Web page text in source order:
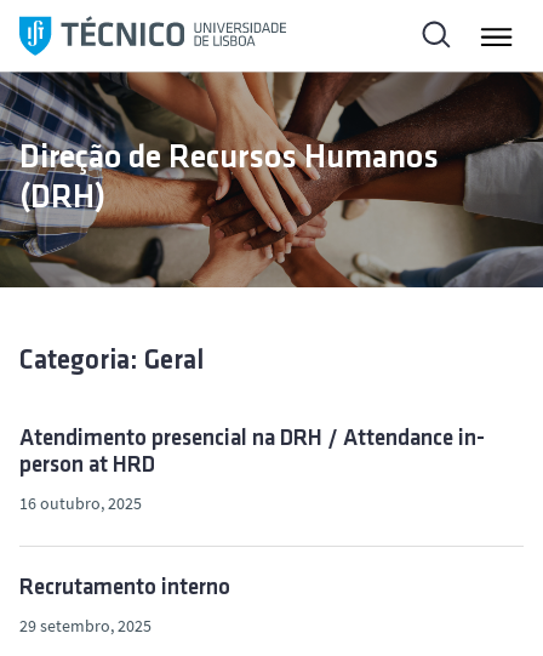
l
t
a
r
p
a
a
Direção de Recursos Humanos
(DRH)
Categoria: Geral
Atendimento presencial na DRH / Attendance in-
person at HRD
16 outubro, 2025
Recrutamento interno
29 setembro, 2025